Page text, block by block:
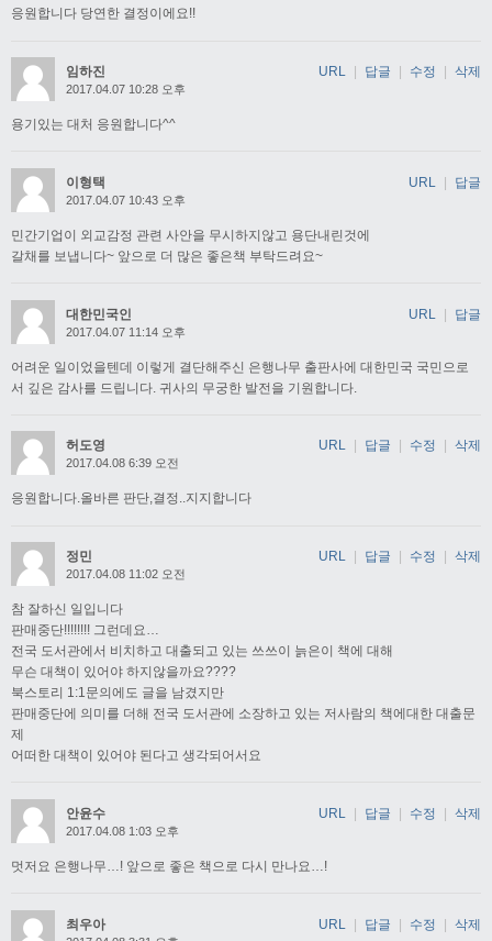
응원합니다 당연한 결정이에요!!
임하진
2017.04.07 10:28 오후
용기있는 대처 응원합니다^^
URL 답글 수정 삭제
이형택
2017.04.07 10:43 오후
민간기업이 외교감정 관련 사안을 무시하지않고 용단내린것에
갈채를 보냅니다~ 앞으로 더 많은 좋은책 부탁드려요~
URL | 답글
대한민국인
2017.04.07 11:14 오후
어려운 일이었을텐데 이렇게 결단해주신 은행나무 출판사에 대한민국 국민으로
서 깊은 감사를 드립니다. 귀사의 무궁한 발전을 기원합니다.
URL | 답글
허도영
2017.04.08 6:39 오전
응원합니다.올바른 판단,결정..지지합니다
URL 답글 수정 삭제
정민
2017.04.08 11:02 오전
참 잘하신 일입니다
판매중단!!!!!!!! 그런데요…
전국 도서관에서 비치하고 대출되고 있는 쓰쓰이 늙은이 책에 대해
무슨 대책이 있어야 하지않을까요????
북스토리 1:1문의에도 글을 남겼지만
판매중단에 의미를 더해 전국 도서관에 소장하고 있는 저사람의 책에대한 대출문
제
어떠한 대책이 있어야 된다고 생각되어서요
URL 답글 수정 삭제
안윤수
2017.04.08 1:03 오후
멋저요 은행나무…! 앞으로 좋은 책으로 다시 만나요…!
URL | 답글 | 수정 | 삭제
최우아 URL | 답글 | 수정 | 삭제